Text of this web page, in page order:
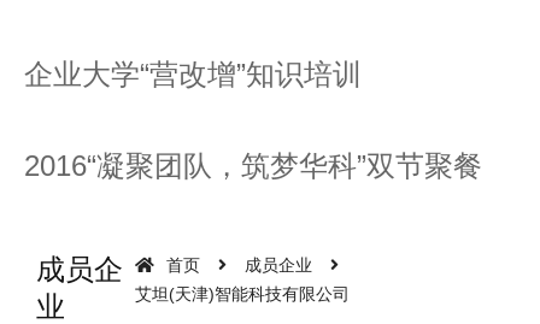
企业大学“营改增”知识培训
2016“凝聚团队，筑梦华科”双节聚餐
成员企
业
首页
成员企业
艾坦(天津)智能科技有限公司